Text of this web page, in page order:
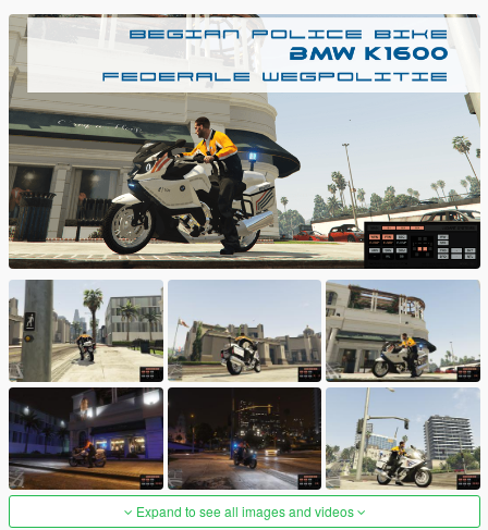
Expand to see all images and videos